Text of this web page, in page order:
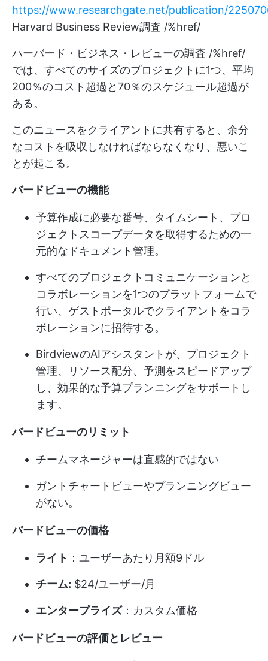
https://www.researchgate.net/publication/
Harvard Business Review調査 /%href/
ハーバード・ビジネス・レビューの調査 /%href/
では、すべてのサイズのプロジェクトに1つ、平均
200％のコスト超過と70％のスケジュール超過が
ある。
このニュースをクライアントに共有すると、余分
なコストを吸収しなければならなくなり、悪いこ
とが起こる。
バードビューの機能
予算作成に必要な番号、タイムシート、プロ
ジェクトスコープデータを取得するための一
元的なドキュメント管理。
すべてのプロジェクトコミュニケーションと
コラボレーションを1つのプラットフォームで
行い、ゲストポータルでクライアントをコラ
ボレーションに招待する。
BirdviewのAIアシスタントが、プロジェクト
管理、リソース配分、予測をスピードアップ
し、効果的な予算プランニングをサポートし
ます。
バードビューのリミット
チームマネージャーは直感的ではない
ガントチャートビューやプランニングビュー
がない。
バードビューの価格
ライト ：ユーザーあたり月額9ドル
チーム: $24/ユーザー/月
エンタープライズ：カスタム価格
バードビューの評価とレビュー